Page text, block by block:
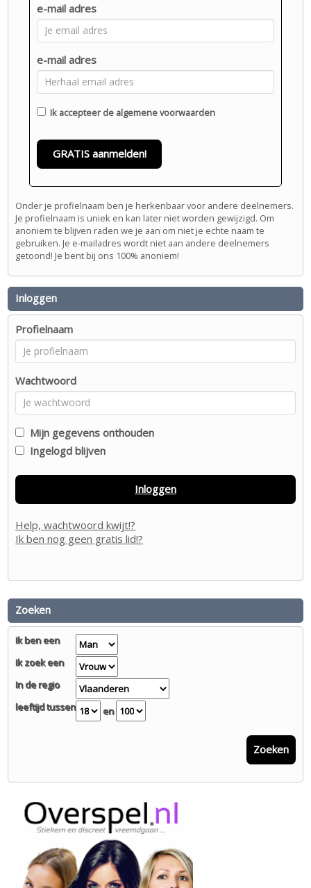
e-mail adres
e-mail adres
Ik accepteer de algemene voorwaarden
GRATIS aanmelden!
Onder je profielnaam ben je herkenbaar voor andere deelnemers.
Je profielnaam is uniek en kan later niet worden gewijzigd. Om
anoniem te blijven raden we je aan om niet je echte naam te
gebruiken. Je e-mailadres wordt niet aan andere deelnemers
getoond! Je bent bij ons 100% anoniem!
Inloggen
Profielnaam
Wachtwoord
Mijn gegevens onthouden
Ingelogd blijven
Inloggen
Help, wachtwoord kwijt!?
Ik ben nog geen gratis lid!?
Zoeken
Ik ben een
Ik zoek een
In de regio
leeftijd tussen
en
Zoeken